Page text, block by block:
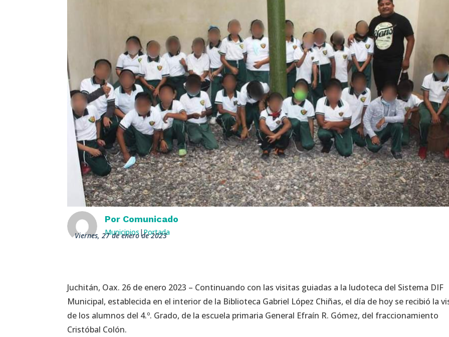
Por Comunicado
Municipios |Portada
viernes, 27 de enero de 2023
Juchitán, Oax. 26 de enero 2023 – Continuando con las visitas guiadas a la ludoteca del Sistema DIF
Municipal, establecida en el interior de la Biblioteca Gabriel López Chiñas, el día de hoy se recibió la
de los alumnos del 4.º. Grado, de la escuela primaria General Efraín R. Gómez, del fraccionamiento
Cristóbal Colón.